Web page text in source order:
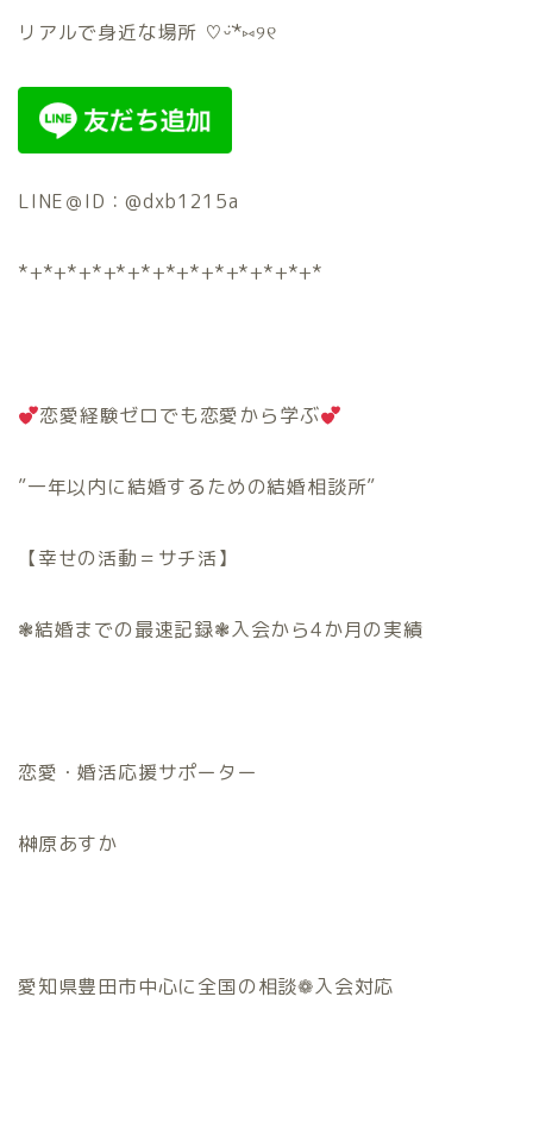
リアルで身近な場所 ♡ᵕ̈*⑅୨୧
LINE＠ID：@dxb1215a
*+*+*+*+*+*+*+*+*+*+*+*+*
恋愛経験ゼロでも恋愛から学ぶ
”一年以内に結婚するための結婚相談所”
【幸せの活動＝サチ活】
❃結婚までの最速記録❃入会から4か月の実績
恋愛・婚活応援サポーター
榊原あすか
愛知県豊田市中心に全国の相談❁入会対応